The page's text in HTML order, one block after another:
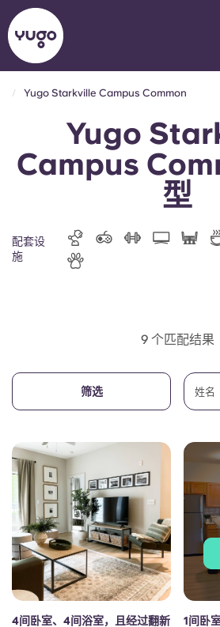
关于我们
地点
English (US)
Chinese
Español
Català
Deutsch
选择一个城市
登录
立即预订
English (GB)
English (US)
Portuguese
Yugo Starkville Campus Common
Yugo
Campus
型
配套设
施
9 个匹配结果
筛选 姓名
4间卧室、4间浴室，且经过翻新 1间卧